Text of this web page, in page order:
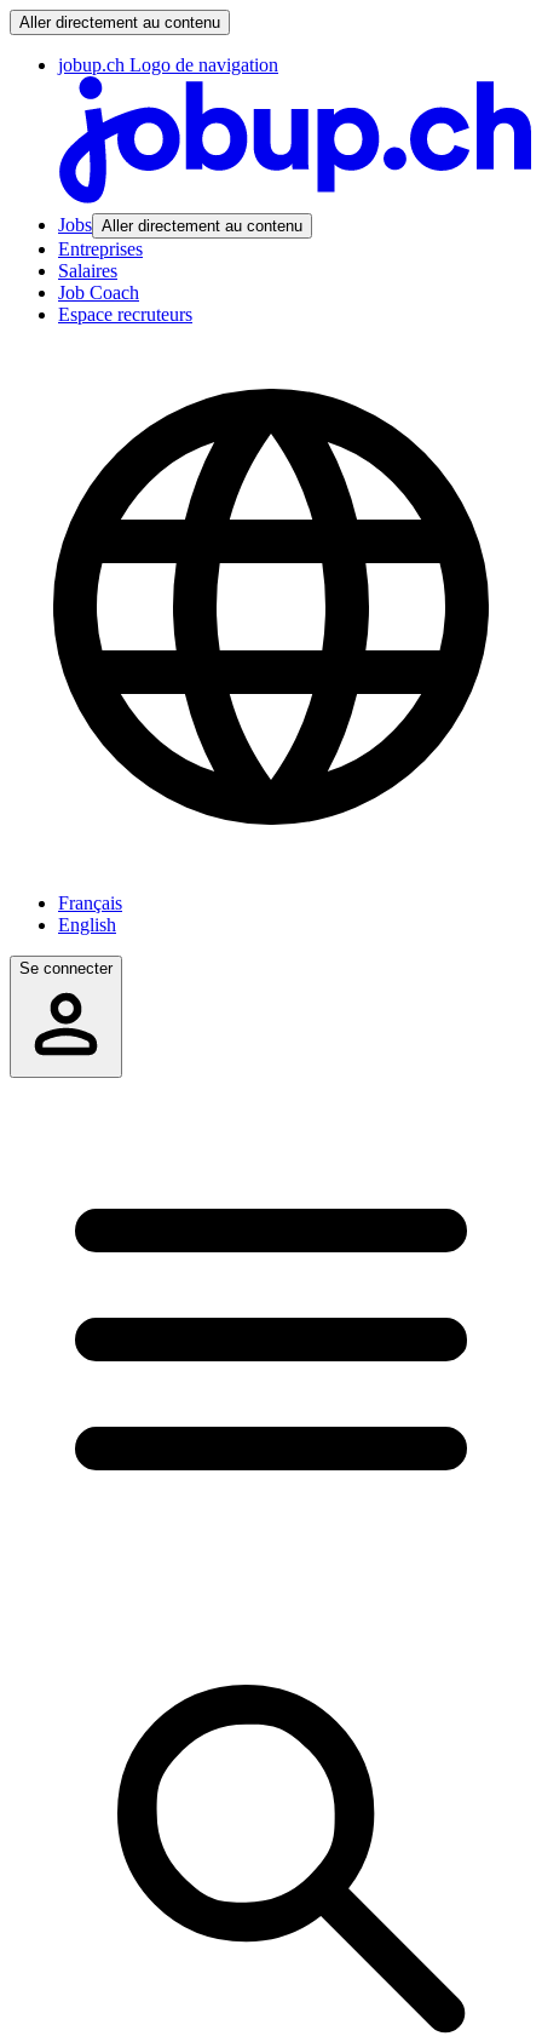
Aller directement au contenu
jobup.ch Logo de navigation
Jobs Aller directement au contenu
Entreprises
Salaires
Job Coach
Espace recruteurs
Français
English
Se connecter